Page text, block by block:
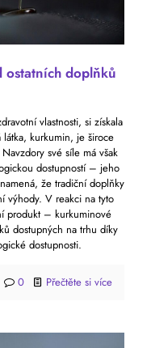
ostatních doplňků
vlastnosti, si získala
kurkumin, je široce
své síle má však
dostupností – jeho
že tradiční doplňky
výhody. V reakci na tyto
produkt – kurkuminové
dostupných na trhu díky
dostupnosti.
0 Přečtěte si více